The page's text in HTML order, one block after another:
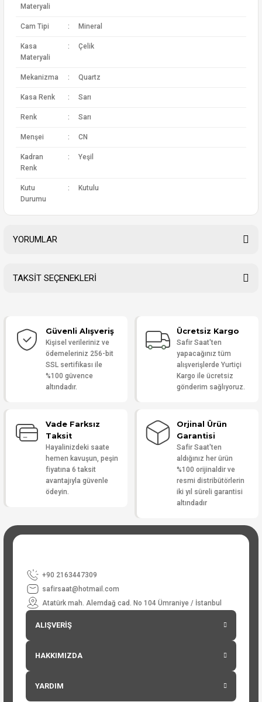
Materyali
Cam Tipi : Mineral
Kasa
Materyali
: Çelik
Mekanizma : Quartz
Kasa Renk : Sarı
Renk : Sarı
Menşei : CN
Kadran
Renk
: Yeşil
Kutu
Durumu
: Kutulu
YORUMLAR
Yorum Yaz
TAKSİT SEÇENEKLERİ
Güvenli Alışveriş
Kişisel verileriniz ve
ödemeleriniz 256-bit
SSL sertifikası ile
%100 güvence
altındadır.
Ücretsiz Kargo
Safir Saat'ten
yapacağınız tüm
alışverişlerde Yurtiçi
Kargo ile ücretsiz
gönderim sağlıyoruz.
Vade Farksız
Taksit
Hayalinizdeki saate
hemen kavuşun, peşin
fiyatına 6 taksit
avantajıyla güvenle
ödeyin.
Orjinal Ürün
Garantisi
Safir Saat'ten
aldığınız her ürün
%100 orijinaldir ve
resmi distribütörlerin
iki yıl süreli garantisi
altındadır
+90 2163447309
safirsaat@hotmail.com
Atatürk mah. Alemdağ cad. No 104 Ümraniye / İstanbul
ALIŞVERİŞ
HAKKIMIZDA
YARDIM